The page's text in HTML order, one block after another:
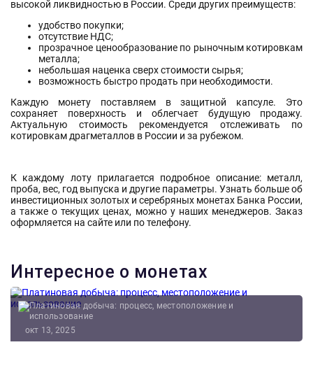
высокой ликвидностью в России. Среди других преимуществ:
удобство покупки;
отсутствие НДС;
прозрачное ценообразование по рыночным котировкам
металла;
небольшая наценка сверх стоимости сырья;
возможность быстро продать при необходимости.
Каждую монету поставляем в защитной капсуле. Это
сохраняет поверхность и облегчает будущую продажу.
Актуальную стоимость рекомендуется отслеживать по
котировкам драгметаллов в России и за рубежом.
К каждому лоту прилагается подробное описание: металл,
проба, вес, год выпуска и другие параметры. Узнать больше об
инвестиционных золотых и серебряных монетах Банка России,
а также о текущих ценах, можно у наших менеджеров. Заказ
оформляется на сайте или по телефону.
Интересное о монетах
окт 13, 2025